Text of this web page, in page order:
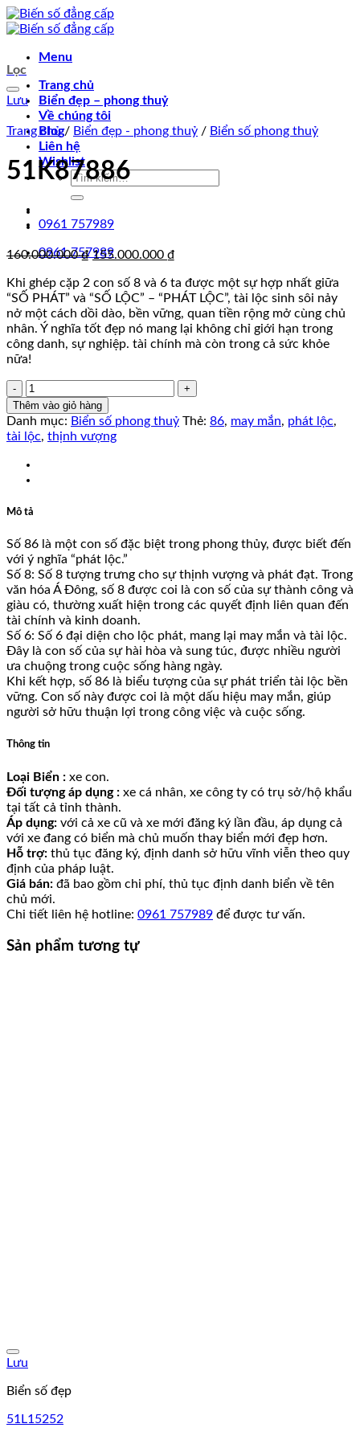
Chuyển
đến
dung
Menu
Trang chủ
Biển đẹp – phong thuỷ
Về chúng tôi
Blog
Liên hệ
Wishlist
Tìm
0961 757989
0961 757989
Lọc
Lưu
Trang chủ / Biển đẹp - phong thuỷ / Biển số phong thuỷ
51K87886
160.000.000₫ Giá
là:
160.000.000 ₫.
155.000.000 ₫
tại
là:
155.000.000 ₫.
Khi ghép cặp 2 con số 8 và 6 ta được một sự hợp nhất giữa
“SỐ PHÁT” và “SỐ LỘC” – “PHÁT LỘC”, tài lộc sinh sôi nảy
nở một cách dồi dào, bền vững, quan tiền rộng mở cùng chủ
nhân. Ý nghĩa tốt đẹp nó mang lại không chỉ giới hạn trong
công danh, sự nghiệp. tài chính mà còn trong cả sức khỏe
nữa!
51K87886
số
lượng
Thêm vào giỏ hàng
Danh mục: Biển số phong thuỷ Thẻ: 86, may mắn, phát lộc,
tài lộc, thịnh vượng
Mô tả
Số 86 là một con số đặc biệt trong phong thủy, được biết đến
với ý nghĩa “phát lộc.”
Số 8: Số 8 tượng trưng cho sự thịnh vượng và phát đạt. Trong
văn hóa Á Đông, số 8 được coi là con số của sự thành công và
giàu có, thường xuất hiện trong các quyết định liên quan đến
tài chính và kinh doanh.
Số 6: Số 6 đại diện cho lộc phát, mang lại may mắn và tài lộc.
Đây là con số của sự hài hòa và sung túc, được nhiều người
ưa chuộng trong cuộc sống hàng ngày.
Khi kết hợp, số 86 là biểu tượng của sự phát triển tài lộc bền
vững. Con số này được coi là một dấu hiệu may mắn, giúp
người sở hữu thuận lợi trong công việc và cuộc sống.
Thông tin
Loại Biển : xe con.
Đối tượng áp dụng : xe cá nhân, xe công ty có trụ sở/hộ khẩu
tại tất cả tỉnh thành.
Áp dụng: với cả xe cũ và xe mới đăng ký lần đầu, áp dụng cả
với xe đang có biển mà chủ muốn thay biển mới đẹp hơn.
Hỗ trợ: thủ tục đăng ký, định danh sở hữu vĩnh viễn theo quy
định của pháp luật.
Giá bán: đã bao gồm chi phí, thủ tục định danh biển về tên
chủ mới.
Chi tiết liên hệ hotline: 0961 757989 để được tư vấn.
Sản phẩm tương tự
Lưu
Biển số đẹp
51L15252